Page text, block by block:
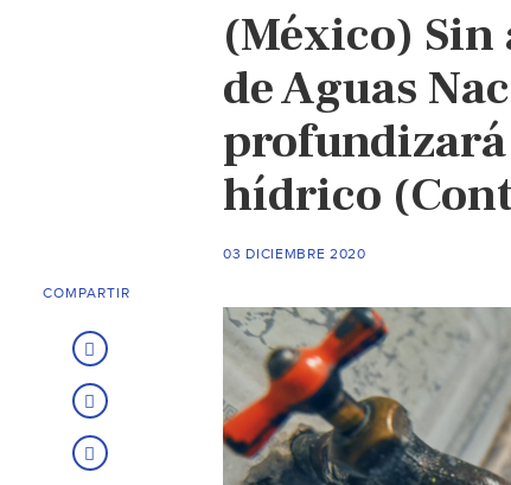
(México) Sin
de Aguas
hídrico
03 DICIEMBRE 2020
COMPARTIR